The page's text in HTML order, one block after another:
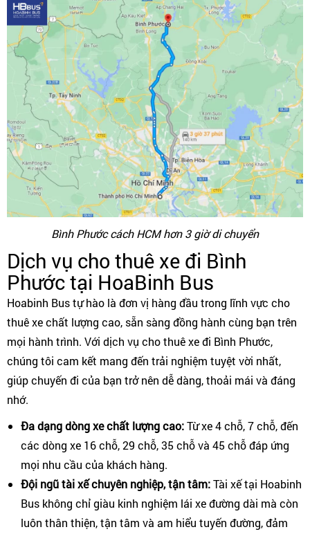
Bình Phước cách HCM hơn 3 giờ di chuyển
Dịch vụ cho thuê xe đi Bình
Phước tại HoaBinh Bus
Hoabinh Bus tự hào là đơn vị hàng đầu trong lĩnh vực cho
thuê xe chất lượng cao, sẵn sàng đồng hành cùng bạn trên
mọi hành trình. Với dịch vụ cho thuê xe đi Bình Phước,
chúng tôi cam kết mang đến trải nghiệm tuyệt vời nhất,
giúp chuyến đi của bạn trở nên dễ dàng, thoải mái và đáng
nhớ.
Đa dạng dòng xe chất lượng cao:Từ xe 4 chỗ, 7 chỗ, đến
các dòng xe 16 chỗ, 29 chỗ, 35 chỗ và 45 chỗ đáp ứng
mọi nhu cầu của khách hàng.
Đội ngũ tài xế chuyên nghiệp, tận tâm:Tài xế tại Hoabinh
Bus không chỉ giàu kinh nghiệm lái xe đường dài mà còn
luôn thân thiện, tận tâm và am hiểu tuyến đường, đảm